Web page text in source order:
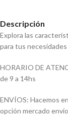
Descripción
Explora las
para tus necesidades
HORARIO DE
de 9 a 14hs
ENVÍOS: Hacemos
opción mercado